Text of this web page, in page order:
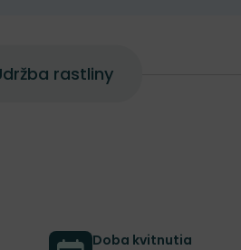
rastliny
Doba kvitnutia